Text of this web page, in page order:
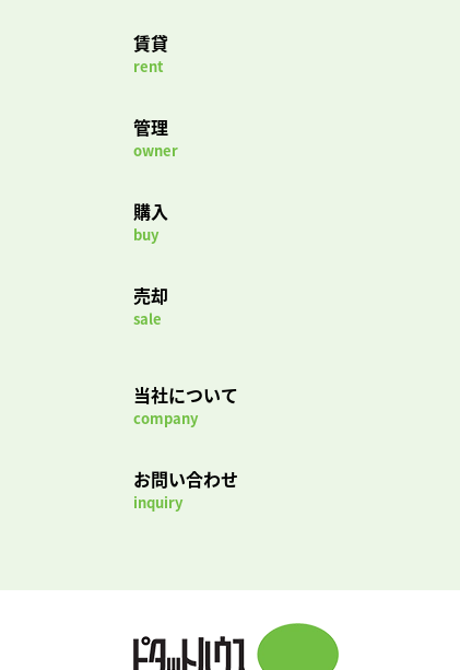
賃貸
rent
管理
owner
購入
buy
売却
sale
当社について
company
お問い合わせ
inquiry